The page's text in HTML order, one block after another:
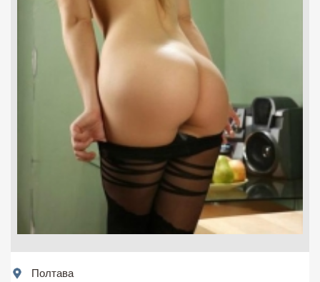
Полтава